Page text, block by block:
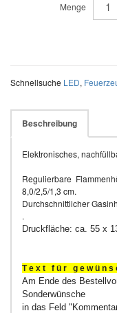
Menge
Schnellsuche LED,
Beschreibung
Elektronisches,
Regulierbare
8,0/2,5/1,3 cm.
Durchschnittlicher
.
Druckfläche: ca. 55 x
T e x t f ü r g e w ü n s
Am Ende des
Sonderwünsche
in das Feld